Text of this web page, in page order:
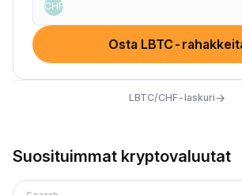
CHF
Osta LBTC-
LBTC/CHF-laskuri→
Suosituimmat kryptovaluutat